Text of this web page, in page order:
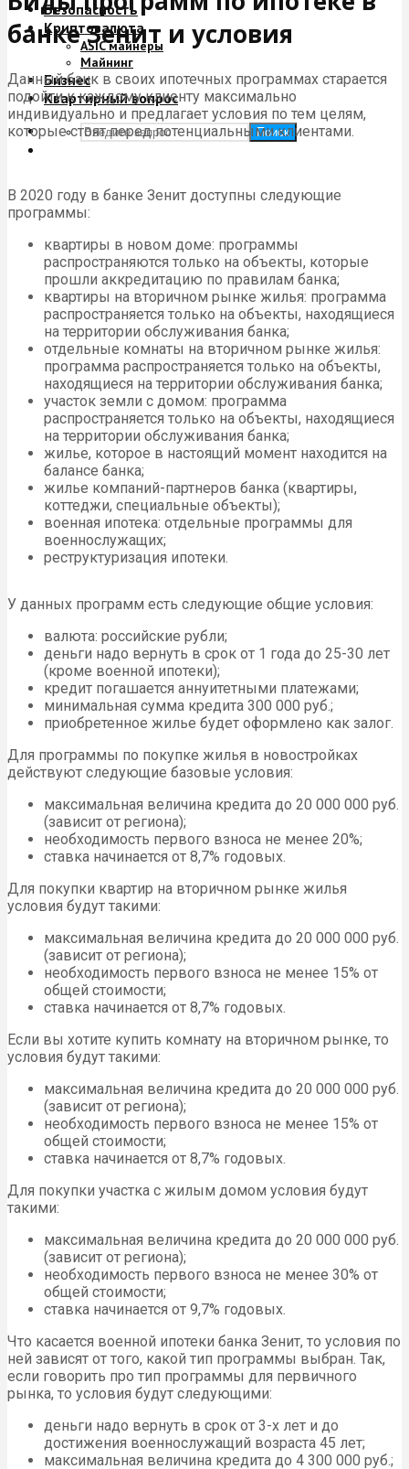
Безопасность
Криптовалюта
ASIC майнеры
Майнинг
Бизнес
Квартирный вопрос
Поиск
банке Зенит и условия
Данный банк в своих ипотечных программах старается
подойти к каждому клиенту максимально
индивидуально и предлагает условия по тем целям,
которые стоят перед потенциальными клиентами.
В 2020 году в банке Зенит доступны следующие
программы:
квартиры в новом доме: программы
распространяются только на объекты, которые
прошли аккредитацию по правилам банка;
квартиры на вторичном рынке жилья: программа
распространяется только на объекты, находящиеся
на территории обслуживания банка;
отдельные комнаты на вторичном рынке жилья:
программа распространяется только на объекты,
находящиеся на территории обслуживания банка;
участок земли с домом: программа
распространяется только на объекты, находящиеся
на территории обслуживания банка;
жилье, которое в настоящий момент находится на
балансе банка;
жилье компаний-партнеров банка (квартиры,
коттеджи, специальные объекты);
военная ипотека: отдельные программы для
военнослужащих;
реструктуризация ипотеки.
У данных программ есть следующие общие условия:
валюта: российские рубли;
деньги надо вернуть в срок от 1 года до 25-30 лет
(кроме военной ипотеки);
кредит погашается аннуитетными платежами;
минимальная сумма кредита 300 000 руб.;
приобретенное жилье будет оформлено как залог.
Для программы по покупке жилья в новостройках
действуют следующие базовые условия:
максимальная величина кредита до 20 000 000 руб.
(зависит от региона);
необходимость первого взноса не менее 20%;
ставка начинается от 8,7% годовых.
Для покупки квартир на вторичном рынке жилья
условия будут такими:
максимальная величина кредита до 20 000 000 руб.
(зависит от региона);
необходимость первого взноса не менее 15% от
общей стоимости;
ставка начинается от 8,7% годовых.
Если вы хотите купить комнату на вторичном рынке, то
условия будут такими:
максимальная величина кредита до 20 000 000 руб.
(зависит от региона);
необходимость первого взноса не менее 15% от
общей стоимости;
ставка начинается от 8,7% годовых.
Для покупки участка с жилым домом условия будут
такими:
максимальная величина кредита до 20 000 000 руб.
(зависит от региона);
необходимость первого взноса не менее 30% от
общей стоимости;
ставка начинается от 9,7% годовых.
Что касается военной ипотеки банка Зенит, то условия по
ней зависят от того, какой тип программы выбран. Так,
если говорить про тип программы для первичного
рынка, то условия будут следующими:
деньги надо вернуть в срок от 3-х лет и до
достижения военнослужащий возраста 45 лет;
максимальная величина кредита до 4 300 000 руб.;